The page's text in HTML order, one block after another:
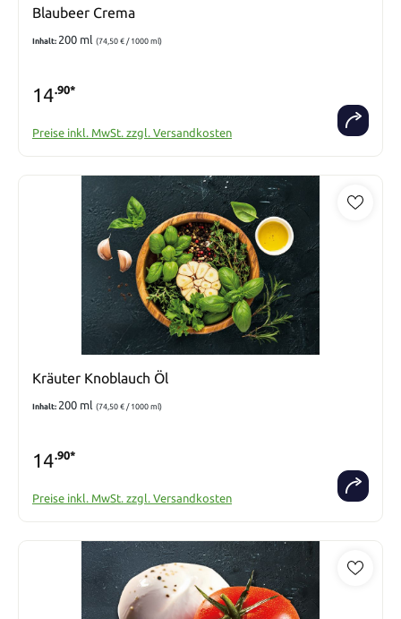
Blaubeer Crema
Inhalt: 200 ml (74,50 € / 1000 ml)
14.90*
Preise inkl. MwSt. zzgl. Versandkosten
Kräuter Knoblauch Öl
Inhalt: 200 ml (74,50 € / 1000 ml)
14.90*
Preise inkl. MwSt. zzgl. Versandkosten